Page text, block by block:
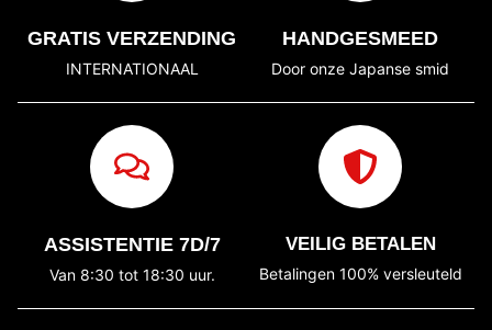
GRATIS VERZENDING
INTERNATIONAAL
HANDGESMEED
Door onze Japanse smid
ASSISTENTIE 7D/7
Van 8:30 tot 18:30 uur.
VEILIG BETALEN
Betalingen 100% versleuteld